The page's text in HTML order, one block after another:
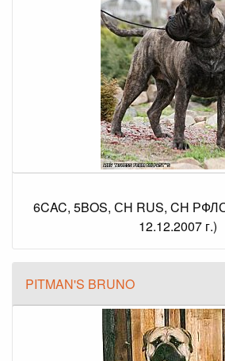
6CAC, 5BOS, СH RUS, CH
12.12.2007 г.)
PITMAN'S BRUNO